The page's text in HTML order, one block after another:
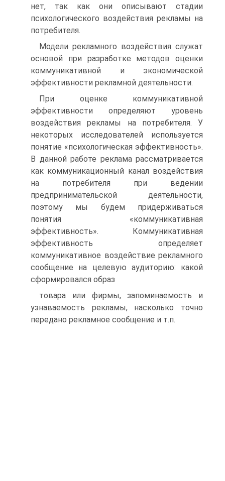
нет, так как они описывают стадии
психологического воздействия рекламы на
потребителя.
Модели рекламного воздействия служат
основой при разработке методов оценки
коммуникативной и экономической
эффективности рекламной деятельности.
При оценке коммуникативной
эффективности определяют уровень
воздействия рекламы на потребителя. У
некоторых исследователей используется
понятие «психологическая эффективность».
В данной работе реклама рассматривается
как коммуникационный канал воздействия
на потребителя при ведении
предпринимательской деятельности,
поэтому мы будем придерживаться
понятия «коммуникативная
эффективность». Коммуникативная
эффективность определяет
коммуникативное воздействие рекламного
сообщение на целевую аудиторию: какой
сформировался образ
товара или фирмы, запоминаемость и
узнаваемость рекламы, насколько точно
передано рекламное сообщение и т.п.